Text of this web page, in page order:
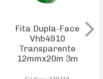
Fita Dupla-Face
Vhb4910
Transparente
12mmx20m 3m